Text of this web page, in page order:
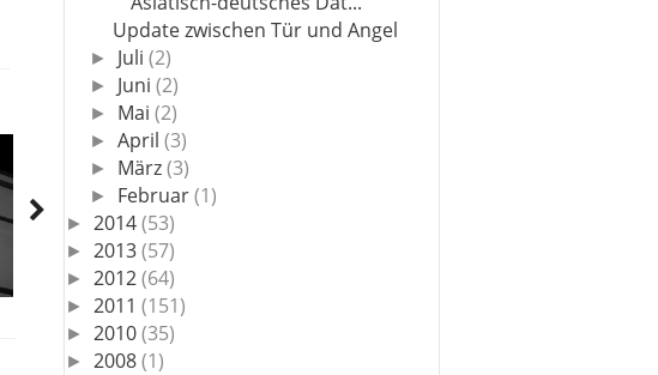
Update zwischen Tür und Angel
► Juli (2)
► Juni (2)
► Mai (2)
► April (3)
► März(3)
► Februar(1)
► 2014(53)
► 2013(57)
► 2012(64)
► 2011(151)
► 2010(35)
► 2008(1)